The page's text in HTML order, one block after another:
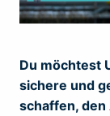
Du möchtest
sichere und
schaffen,